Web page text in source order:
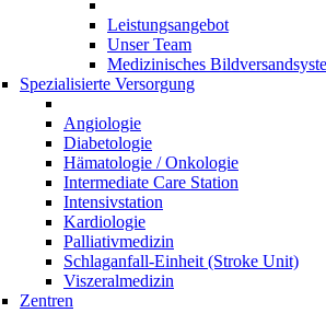
Leistungsangebot
Unser Team
Medizinisches
Spezialisierte Versorgung
Angiologie
Diabetologie
Hämatologie / Onkologie
Intermediate Care Station
Intensivstation
Kardiologie
Palliativmedizin
Schlaganfall-Einheit (Stroke Unit)
Viszeralmedizin
Zentren